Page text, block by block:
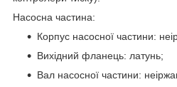
Насосна частина:
Корпус насосної частини:
Вихідний фланець: латунь;
Вал насосної частини: